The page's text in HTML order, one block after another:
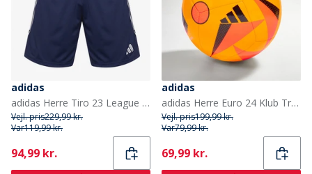
adidas
adidas Herre Tiro 23 League Shorts Team Navy Blue/Hvid
Vejl. pris229,99 kr.
Var119,99 kr.
Current
94,99 kr.
adidas
adidas Herre Euro 24 Klub Trænings Fodbold Solar Gold/Solar Red/Sort
Vejl. pris199,99 kr.
Var79,99 kr.
Current
69,99 kr.